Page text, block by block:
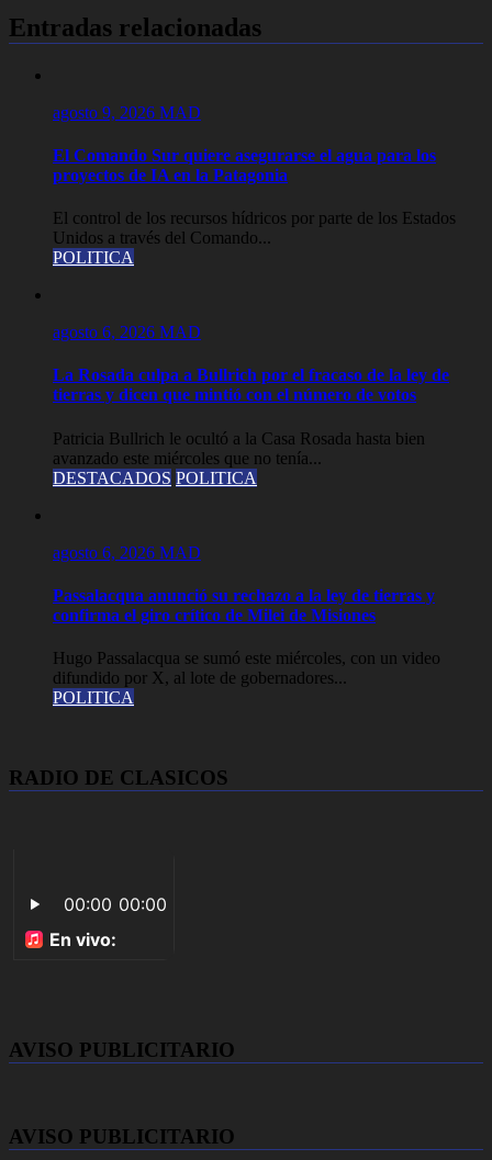
Entradas relacionadas
agosto 9, 2026 MAD
El Comando Sur quiere asegurarse el agua para los
proyectos de IA en la Patagonia
El control de los recursos hídricos por parte de los Estados
Unidos a través del Comando...
POLITICA
agosto 6, 2026 MAD
La Rosada culpa a Bullrich por el fracaso de la ley de
tierras y dicen que mintió con el número de votos
Patricia Bullrich le ocultó a la Casa Rosada hasta bien
avanzado este miércoles que no tenía...
DESTACADOS POLITICA
agosto 6, 2026 MAD
Passalacqua anunció su rechazo a la ley de tierras y
confirma el giro crítico de Milei de Misiones
Hugo Passalacqua se sumó este miércoles, con un video
difundido por X, al lote de gobernadores...
POLITICA
RADIO DE CLASICOS
AVISO PUBLICITARIO
AVISO PUBLICITARIO